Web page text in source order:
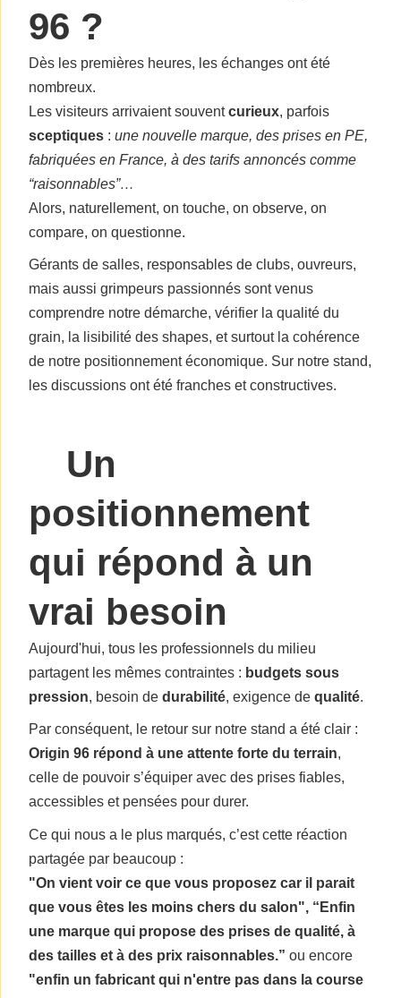
96 ?
Dès les premières heures, les échanges ont été
nombreux.
Les visiteurs arrivaient souventcurieux, parfois
sceptiques : une nouvelle marque, des prises en PE,
fabriquées en France, à des tarifs annoncés comme
“raisonnables”…
Alors, naturellement, on touche, on observe, on
compare, on questionne.
Gérants de salles, responsables de clubs, ouvreurs,
mais aussi grimpeurs passionnés sont venus
comprendre notre démarche, vérifier la qualité du
grain, la lisibilité des shapes, et surtout la cohérence
de notre positionnement économique. Sur notre stand,
les discussions ont été franches et constructives.
Un
positionnement
qui répond à un
vrai besoin
Aujourd'hui, tous les professionnels du milieu
partagent les mêmes contraintes : budgets sous
pression, besoin de durabilité, exigence de qualité.
Par conséquent, le retour sur notre stand a été clair :
Origin 96 répond à une attente forte du terrain,
celle de pouvoir s’équiper avec des prises fiables,
accessibles et pensées pour durer.
Ce qui nous a le plus marqués, c’est cette réaction
partagée par beaucoup :
"On vient voir ce que vous proposez car il parait
que vous êtes les moins chers du salon", “Enfin
une marque qui propose des prises de qualité, à
des tailles et à des prix raisonnables.” ou encore
"enfin un fabricant qui n'entre pas dans la course